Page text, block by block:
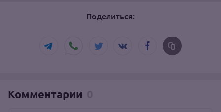
Поделиться:
Комментарии